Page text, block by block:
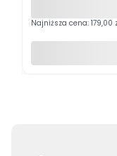
Najniższa cena: 179,00